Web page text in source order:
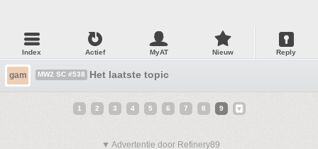
Index Actief MyAT Nieuw Reply
gam MW2 SC #538 Het laatste topic
1 2 3 4 5 6 7 8 9
▼ Advertentie door Refinery89